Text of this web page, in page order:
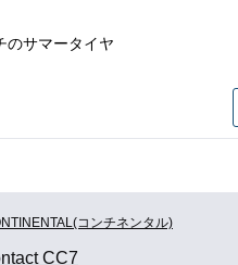
のサマータイヤ
コンチネンタル)
CC7